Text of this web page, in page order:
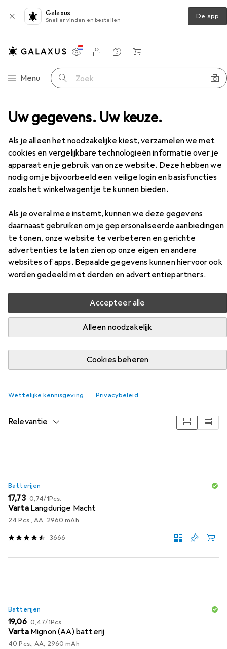
Uw gegevens. Uw keuze.
Als je alleen het noodzakelijke kiest, verzamelen we met
cookies en vergelijkbare technologieën informatie over je
apparaat en je gebruik van onze website. Deze hebben we
nodig om je bijvoorbeeld een veilige login en basisfuncties
zoals het winkelwagentje te kunnen bieden.
Als je overal mee instemt, kunnen we deze gegevens
daarnaast gebruiken om je gepersonaliseerde aanbiedingen
te tonen, onze website te verbeteren en gerichte
advertenties te laten zien op onze eigen en andere
websites of apps. Bepaalde gegevens kunnen hiervoor ook
worden gedeeld met derden en advertentiepartners.
Accepteer alle
Alleen noodzakelijk
Cookies beheren
Wettelijke kennisgeving Privacybeleid
Galaxus
Sneller vinden en bestellen De app
Categorie navigatie
Menu Zoek op
Instellingen
Klantenaccount
Produktvergelijking
Verlanglijstje
Winkelmandje
Energizer Campinglicht Compacte Lantaarn
Energizer Campinglicht Compacte
Lantaarn
Accessoires voor Energizer
Campinglicht Compacte
Lantaarn
Vind bijpassende accessoires voor de Energizer
Populair Energizer
Relevantie
Batterijen
EUR
17,73 EUR
0,74/1Pcs.
Varta Langdurige Macht
24 Pcs., AA, 2960 mAh
3666
Batterijen
EUR
19,06 EUR
0,47/1Pcs.
Varta Mignon (AA) batterij
40 Pcs., AA, 2960 mAh